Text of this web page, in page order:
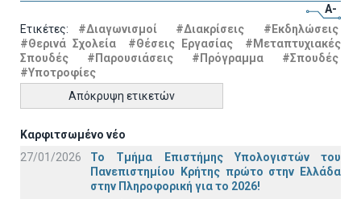
A-
Ετικέτες: #Διαγωνισμοί #Διακρίσεις
#Εκδηλώσεις
#Θερινά Σχολεία
#Θέσεις Εργασίας
#Μεταπτυχιακές
Σπουδές
#Παρουσιάσεις #Πρόγραμμα
#Σπουδές
#Υποτροφίες
Απόκρυψη ετικετών
Καρφιτσωμένο νέο
27/01/2026
Το Τμήμα Επιστήμης Υπολογιστών του
Πανεπιστημίου Κρήτης πρώτο στην Ελλάδα
στην Πληροφορική για το 2026!